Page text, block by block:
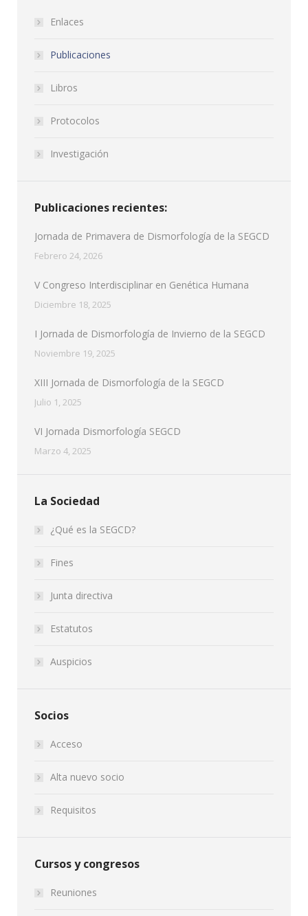
Enlaces
Publicaciones
Libros
Protocolos
Investigación
Publicaciones recientes:
Jornada de Primavera de Dismorfología de la SEGCD
Febrero 24, 2026
V Congreso Interdisciplinar en Genética Humana
Diciembre 18, 2025
I Jornada de Dismorfología de Invierno de la SEGCD
Noviembre 19, 2025
XIII Jornada de Dismorfología de la SEGCD
Julio 1, 2025
VI Jornada Dismorfología SEGCD
Marzo 4, 2025
La Sociedad
¿Qué es la SEGCD?
Fines
Junta directiva
Estatutos
Auspicios
Socios
Acceso
Alta nuevo socio
Requisitos
Cursos y congresos
Reuniones